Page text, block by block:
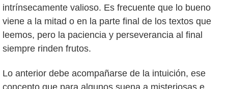
intrínsecamente valioso. Es frecuente que lo bueno
viene a la mitad o en la parte final de los textos que
leemos, pero la paciencia y perseverancia al final
siempre rinden frutos.
Lo anterior debe acompañarse de la intuición, ese